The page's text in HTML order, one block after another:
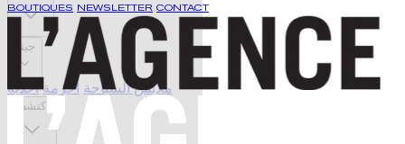
BOUTIQUES NEWSLETTER CONTACT
جينز
ملابس السباحة أحزمة أحذية
اكتشف